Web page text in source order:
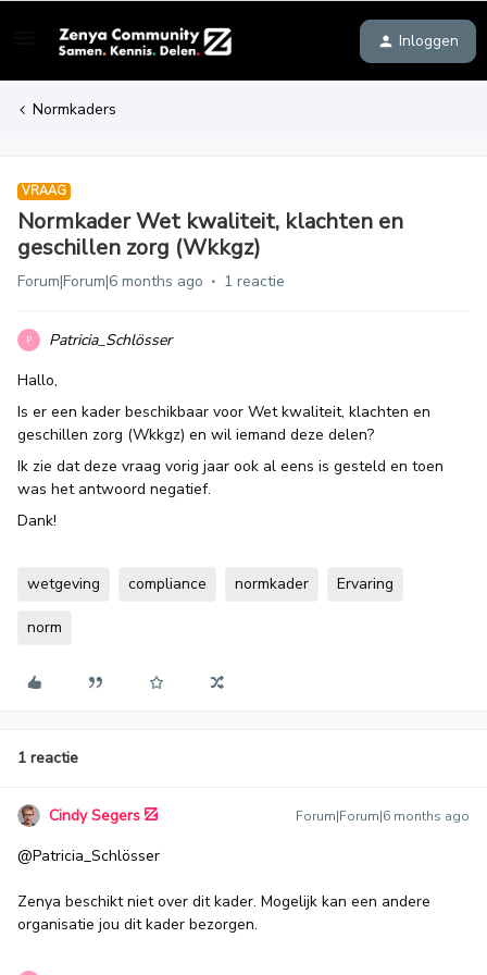
Inloggen
Normkaders
VRAAG
Normkader Wet kwaliteit, klachten en
geschillen zorg (Wkkgz)
Forum|Forum|6 months ago 1 reactie
P
Patricia_Schlösser
Hallo,
Is er een kader beschikbaar voor Wet kwaliteit, klachten en
geschillen zorg (Wkkgz) en wil iemand deze delen?
Ik zie dat deze vraag vorig jaar ook al eens is gesteld en toen
was het antwoord negatief.
Dank!
wetgeving compliance normkader Ervaring
norm
1 reactie
Cindy Segers Forum|Forum|6 months ago
@Patricia_Schlösser
Zenya beschikt niet over dit kader. Mogelijk kan een andere
organisatie jou dit kader bezorgen.